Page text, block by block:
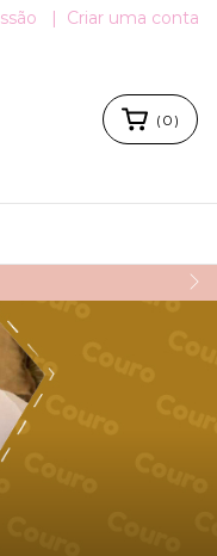
| Criar uma conta
( 0 )